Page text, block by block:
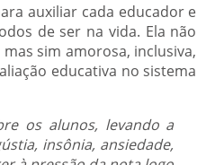
auxiliar cada educador e
de ser na vida. Ela não
sim amorosa, inclusiva,
educativa no sistema
os alunos, levando a
insônia, ansiedade,